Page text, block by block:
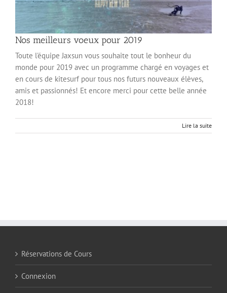
Nos meilleurs voeux pour 2019
Toute l'équipe Jaxsun vous souhaite tout le bonheur du
monde pour 2019 avec un programme chargé en voyages et
en cours de kitesurf pour tous nos futurs nouveaux élèves,
amis et passionnés! Et encore merci pour cette belle année
2018!
Lire la suite
Réservations de Cours
Connexion